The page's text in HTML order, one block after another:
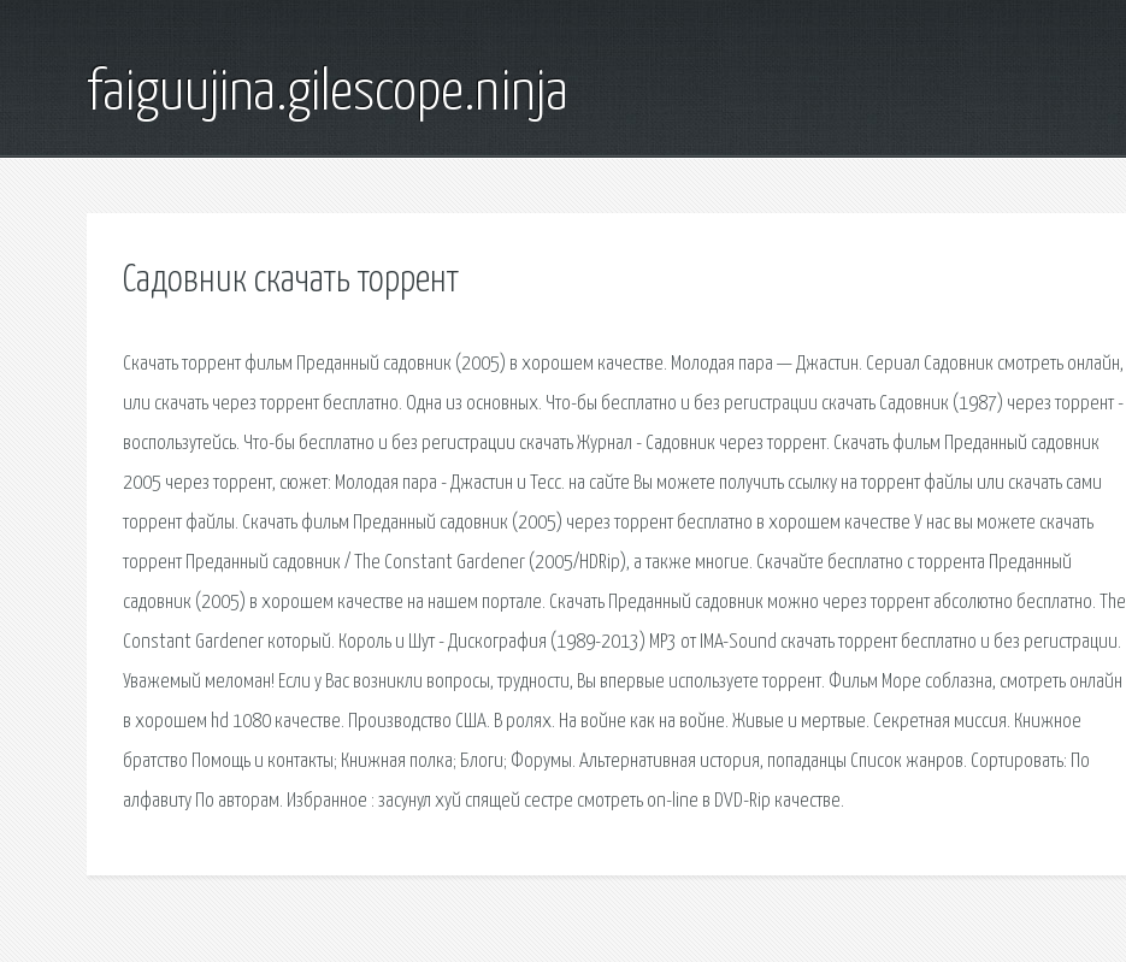
faiguujina.gilescope.ninja
Садовник скачать торрент
Скачать торрент фильм Преданный садовник (2005) в хорошем качестве. Молодая пара — Джастин. Сериал Садовник смотреть онлайн,
или скачать через торрент бесплатно. Одна из основных. Что-бы бесплатно и без регистрации скачать Садовник (1987) через торрент -
воспользутейсь. Что-бы бесплатно и без регистрации скачать Журнал - Садовник через торрент. Скачать фильм Преданный садовник
2005 через торрент, сюжет: Молодая пара - Джастин и Тесс. на сайте Вы можете получить ссылку на торрент файлы или скачать сами
торрент файлы. Скачать фильм Преданный садовник (2005) через торрент бесплатно в хорошем качестве У нас вы можете скачать
торрент Преданный садовник / The Constant Gardener (2005/HDRip), а также многие. Скачайте бесплатно с торрента Преданный
садовник (2005) в хорошем качестве на нашем портале. Скачать Преданный садовник можно через торрент абсолютно бесплатно. The
Constant Gardener который. Король и Шут - Дискография (1989-2013) МР3 от IMA-Sound скачать торрент бесплатно и без регистрации.
Уважемый меломан! Если у Вас возникли вопросы, трудности, Вы впервые используете торрент. Фильм Море соблазна, смотреть онлайн
в хорошем hd 1080 качестве. Производство США. В ролях. На войне как на войне. Живые и мертвые. Секретная миссия. Книжное
братство Помощь и контакты; Книжная полка; Блоги; Форумы. Альтернативная история, попаданцы Список жанров. Сортировать: По
алфавиту По авторам. Избранное : засунул хуй спящей сестре смотреть on-line в DVD-Rip качестве.